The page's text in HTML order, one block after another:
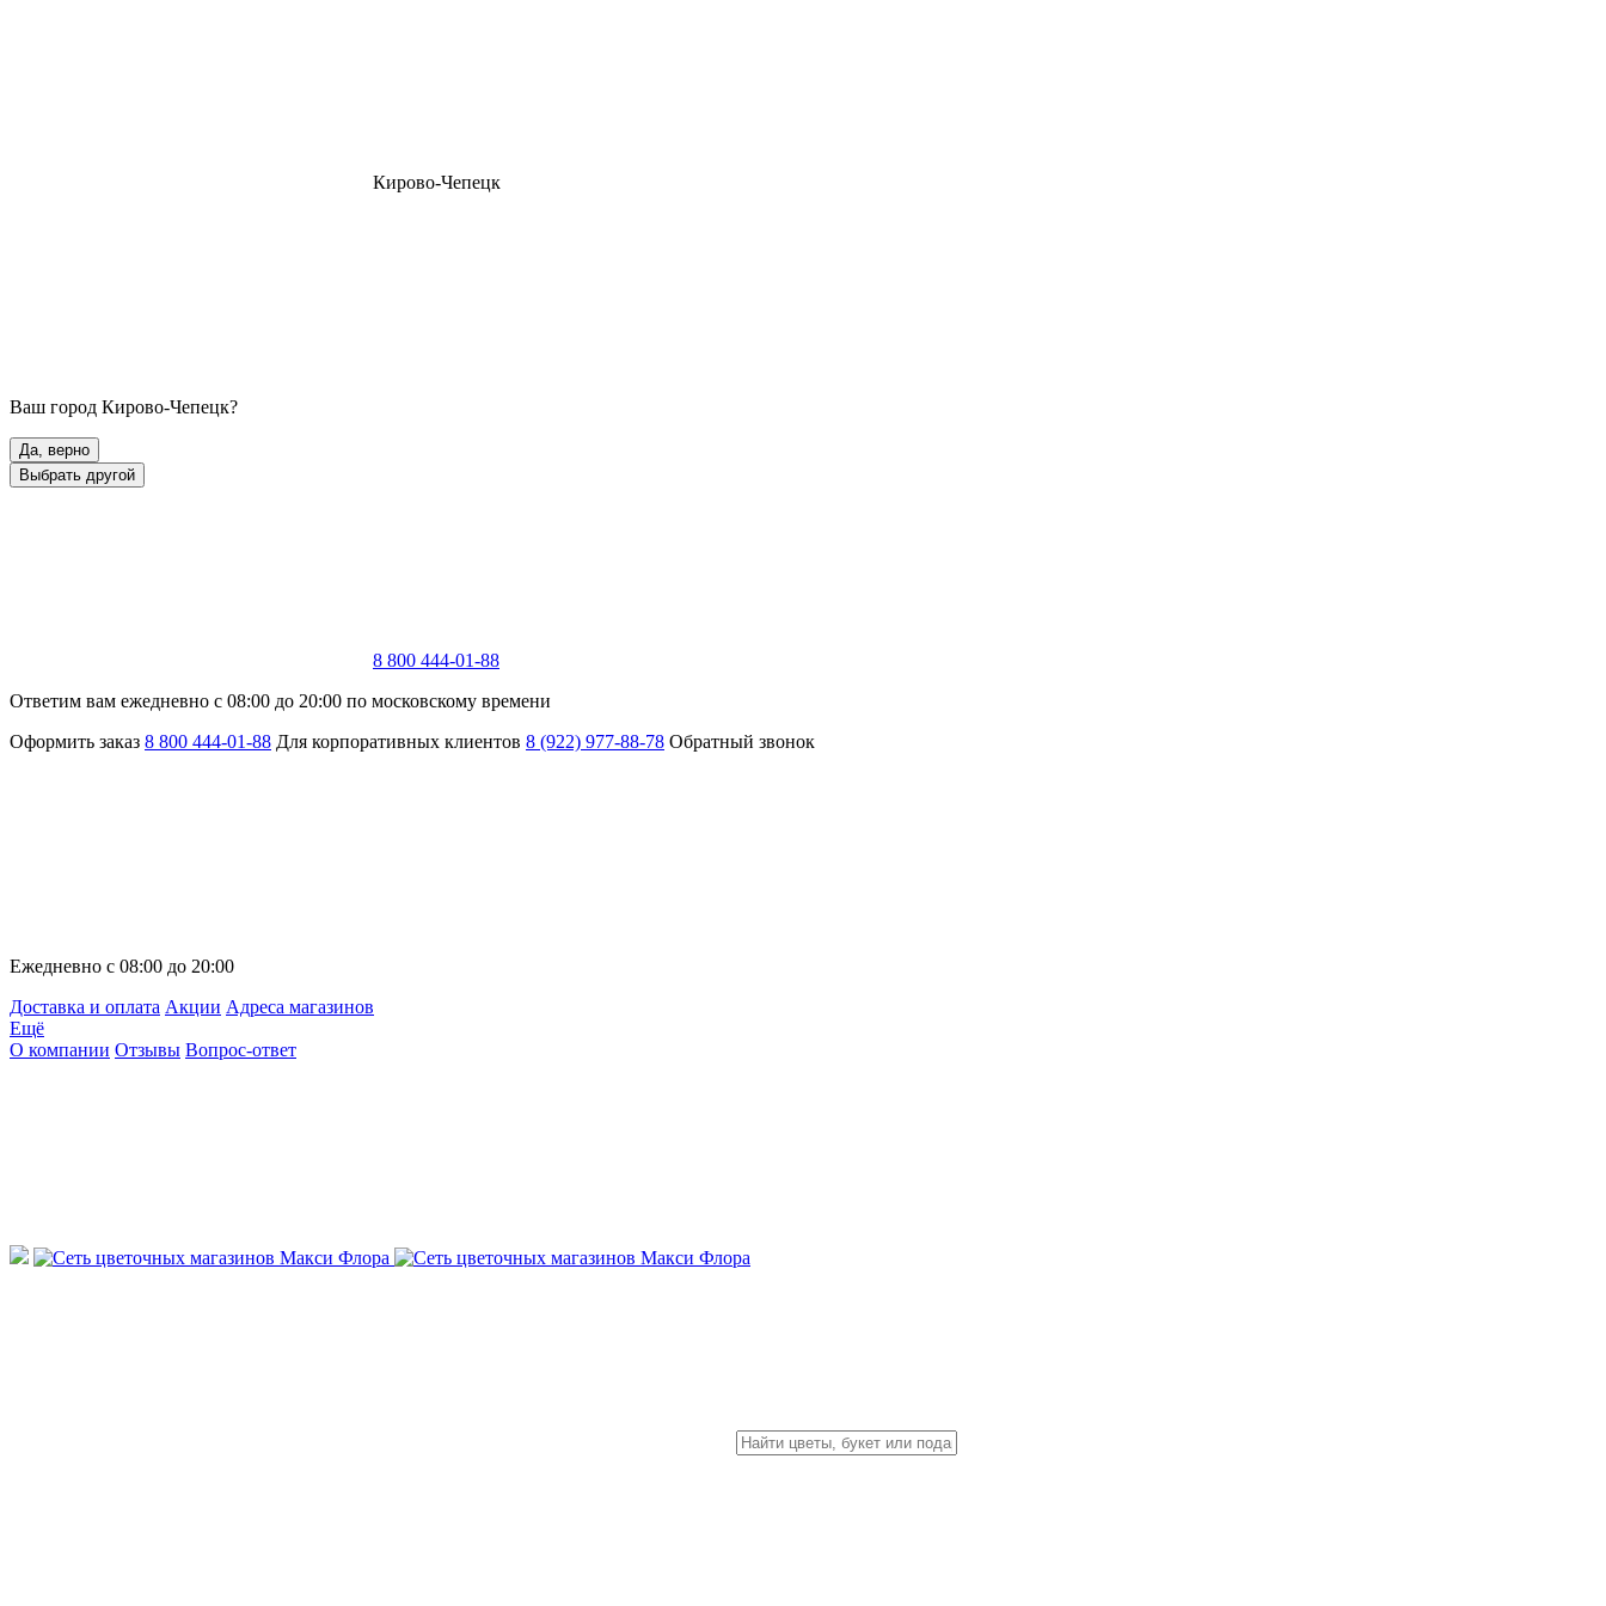
Кирово-Чепецк
Ваш город Кирово-Чепецк?
Да, верно
Выбрать другой
8 800 444-01-88
Ответим вам ежедневно с 08:00 до 20:00 по московскому времени
Оформить заказ 8 800 444-01-88 Для корпоративных клиентов 8 (922) 977-88-78 Обратный звонок
Ежедневно с 08:00 до 20:00
Доставка и оплата Акции Адреса магазинов
Ещё
О компании Отзывы Вопрос-ответ